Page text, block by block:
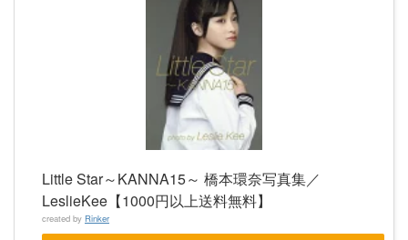
Little Star～KANNA15～ 橋本環奈写真集／
LeslieKee【1000円以上送料無料】
created by Rinker